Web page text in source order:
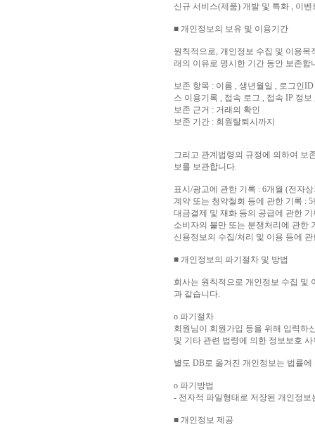
신규 서비스(제품) 개발 및 특화 , 이
■ 개인정보의 보유 및 이용기간
원칙적으로, 개인정보 수집 및 이용
래의 이유로 명시한 기간 동안 보존합
보존 항목 : 이름 , 생년월일 , 로그인
스 이용기록 , 접속 로그 , 접속 IP 정
보존 근거 : 거래의 확인
보존 기간 : 회원탈퇴시까지
그리고 관계법령의 규정에 의하여 보
보를 보관합니다.
표시/광고에 관한 기록 : 6개월 (전자
계약 또는 청약철회 등에 관한 기록 :
대금결제 및 재화 등의 공급에 관한
소비자의 불만 또는 분쟁처리에 관한
신용정보의 수집/처리 및 이용 등에
■ 개인정보의 파기절차 및 방법
회사는 원칙적으로 개인정보 수집 및
과 같습니다.
ο 파기절차
회원님이 회원가입 등을 위해 입력하
및 기타 관련 법령에 의한 정보보호
별도 DB로 옮겨진 개인정보는 법률
ο 파기방법
- 전자적 파일형태로 저장된 개인정
■ 개인정보 제공